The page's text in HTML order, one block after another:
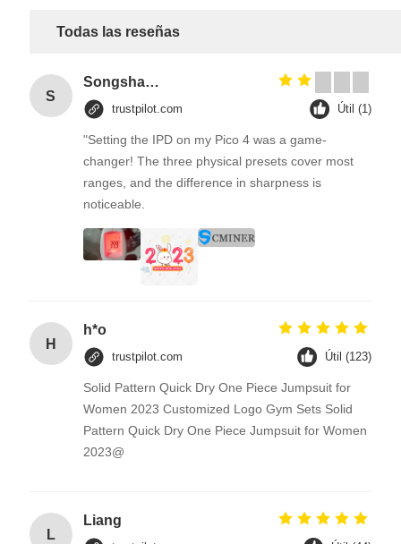
Todas las reseñas
S
Songshang
trustpilot.com Útil (1)
"Setting the IPD on my Pico 4 was a game-
changer! The three physical presets cover most
ranges, and the difference in sharpness is
noticeable.
H
h*o
trustpilot.com Útil (123)
Solid Pattern Quick Dry One Piece Jumpsuit for
Women 2023 Customized Logo Gym Sets Solid
Pattern Quick Dry One Piece Jumpsuit for Women
2023@
L
Liang